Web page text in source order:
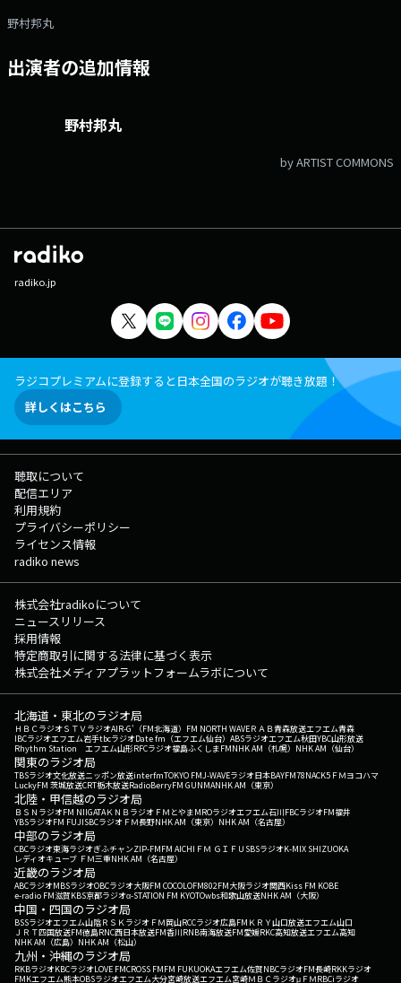
野村邦丸
出演者の追加情報
野村邦丸
by ARTIST COMMONS
radiko.jp
ラジコプレミアムに登録すると日本全国のラジオが聴き放題！
詳しくはこちら
聴取について
配信エリア
利用規約
プライバシーポリシー
ライセンス情報
radiko news
株式会社radikoについて
ニュースリリース
採用情報
特定商取引に関する法律に基づく表示
株式会社メディアプラットフォームラボについて
北海道・東北のラジオ局
ＨＢＣラジオＳＴＶラジオAIR-G'（FM北海道） FM NORTH WAVEＲＡＢ青森放送エフエム青森
IBCラジオエフエム岩手tbcラジオDate fm（エフエム仙台） ABSラジオエフエム秋田YBC山形放送
Rhythm Station エフエム山形RFCラジオ福島ふくしまFMNHK AM（札幌） NHK AM（仙台）
関東のラジオ局
TBSラジオ文化放送ニッポン放送interfmTOKYO FMJ-WAVEラジオ日本BAYFM78NACK5 ＦＭヨコハマ
LuckyFM 茨城放送CRT栃木放送RadioBerryFM GUNMANHK AM（東京）
北陸・甲信越のラジオ局
ＢＳＮラジオFM NIIGATAＫＮＢラジオ ＦＭとやまMROラジオエフエム石川FBCラジオFM福井
YBSラジオFM FUJISBCラジオ ＦＭ長野NHK AM（東京） NHK AM（名古屋）
中部のラジオ局
CBCラジオ東海ラジオぎふチャンZIP-FMFM AICHI ＦＭ ＧＩＦＵ SBSラジオK-MIX SHIZUOKA
レディオキューブ ＦＭ三重NHK AM（名古屋）
近畿のラジオ局
ABCラジオMBSラジオOBCラジオ大阪FM COCOLOFM802FM大阪ラジオ関西Kiss FM KOBE
e-radio FM滋賀KBS京都ラジオα-STATION FM KYOTOwbs和歌山放送NHK AM（大阪）
中国・四国のラジオ局
BSSラジオエフエム山陰ＲＳＫラジオ ＦＭ岡山RCCラジオ広島FM ＫＲＹ山口放送エフエム山口
ＪＲＴ四国放送FM徳島RNC西日本放送FM香川RNB南海放送FM愛媛RKC高知放送エフエム高知
NHK AM（広島） NHK AM（松山）
九州・沖縄のラジオ局
RKBラジオKBCラジオLOVE FMCROSS FMFM FUKUOKAエフエム佐賀NBCラジオFM長崎RKKラジオ
FMKエフエム熊本OBSラジオエフエム大分宮崎放送エフエム宮崎ＭＢＣラジオμＦＭRBCiラジオ